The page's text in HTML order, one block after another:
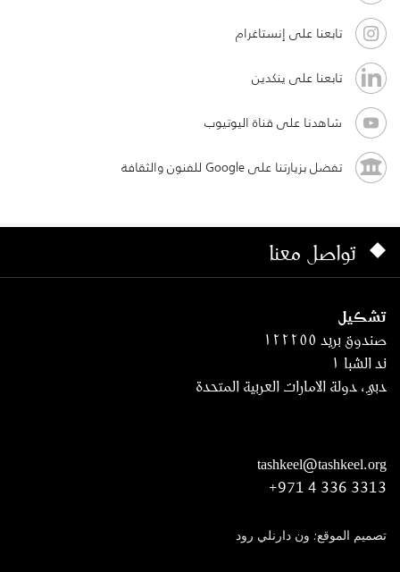
تابعنا على إنستاغرام
تابعنا على ينكدين
شاهدنا على قناة اليوتيوب
تفضل بزيارتنا على Google للفنون والثقافة
تواصل معنا
تشكيل
صندوق بريد ١٢٢٢٥٥
ند الشبا ١
دبي، دولة الامارات العربية المتحدة
tashkeel@tashkeel.org
+971 4 336 3313
تصميم الموقع: ون دارنلي رود